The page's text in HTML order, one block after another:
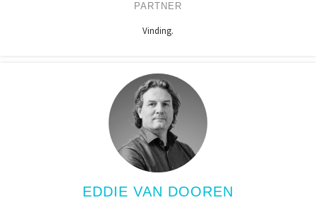
PARTNER
Vinding.
EDDIE VAN DOOREN